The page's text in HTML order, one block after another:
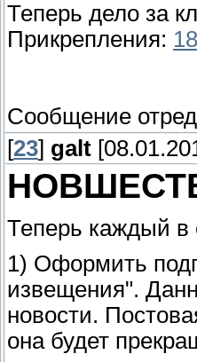
Теперь дело за
Прикрепления:
Сообщение
[23] galt
Теперь каждый
1) Оформить
извещения".
новости.
она будет